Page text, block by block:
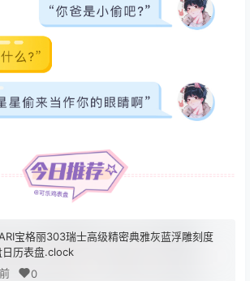
宝格丽303瑞士高级精密典雅灰蓝浮雕刻度
日历表盘.clock
0